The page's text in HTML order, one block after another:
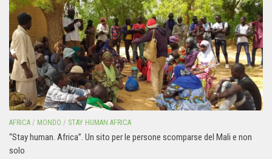
AFRICA / MONDO / STAY HUMAN AFRICA
“Stay human. Africa”. Un sito per le persone scomparse del Mali e non
solo